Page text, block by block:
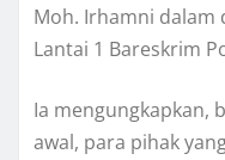
Moh. Irhamni dalam
Lantai 1 Bareskrim
Ia mengungkapkan,
awal, para pihak